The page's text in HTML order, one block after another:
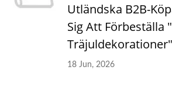
Utländska B2B-
Sig Att Förbeställa
Träjuldekorationer"
18 Jun, 2026